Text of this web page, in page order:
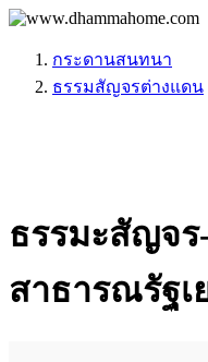
กระดานสนทนา
ธรรมสัญจรต่างแดน
ธรรมะสัญจ
สาธารณรัฐเ